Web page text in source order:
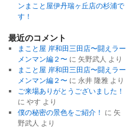
ンまこと屋伊丹瑞ヶ丘店の杉浦で
す！
最近のコメント
まこと屋 岸和田三田店〜闘えラー
メンマン編２〜に 矢野武人 より
まこと屋 岸和田三田店〜闘えラー
メンマン編２〜に 永井 隆雅より
ご来場ありがとうございました！
に やす より
僕の秘密の景色をご紹介！ に 矢
野武人 より